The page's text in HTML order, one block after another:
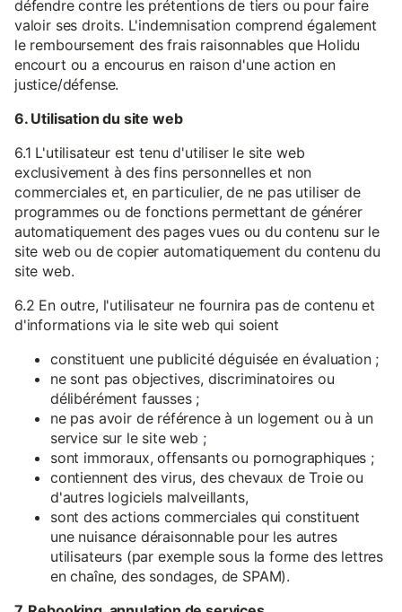
défendre contre les prétentions de tiers ou pour faire
valoir ses droits. L'indemnisation comprend également
le remboursement des frais raisonnables que Holidu
encourt ou a encourus en raison d'une action en
justice/défense.
6. Utilisation du site web
6.1 L'utilisateur est tenu d'utiliser le site web
exclusivement à des fins personnelles et non
commerciales et, en particulier, de ne pas utiliser de
programmes ou de fonctions permettant de générer
automatiquement des pages vues ou du contenu sur le
site web ou de copier automatiquement du contenu du
site web.
6.2 En outre, l'utilisateur ne fournira pas de contenu et
d'informations via le site web qui soient
constituent une publicité déguisée en évaluation ;
ne sont pas objectives, discriminatoires ou
délibérément fausses ;
ne pas avoir de référence à un logement ou à un
service sur le site web ;
sont immoraux, offensants ou pornographiques ;
contiennent des virus, des chevaux de Troie ou
d'autres logiciels malveillants,
sont des actions commerciales qui constituent
une nuisance déraisonnable pour les autres
utilisateurs (par exemple sous la forme des lettres
en chaîne, des sondages, de SPAM).